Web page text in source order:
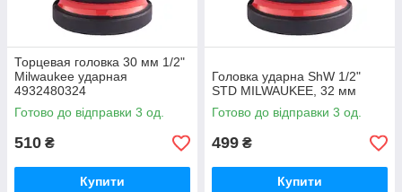
Торцевая головка 30 мм 1/2"
Milwaukee ударная
4932480324
Готово до відправки 3 од.
510 ₴
Купити
Головка ударна ShW 1/2"
STD MILWAUKEE, 32 мм
Готово до відправки 3 од.
499 ₴
Купити